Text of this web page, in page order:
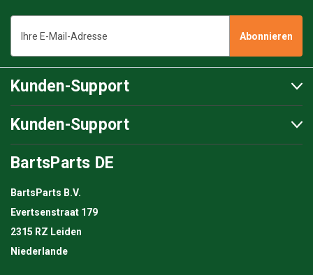
Mail-
Adresse
Kunden-Support
Kunden-Support
BartsParts DE
BartsParts B.V.
Evertsenstraat 179
2315 RZ Leiden
Niederlande